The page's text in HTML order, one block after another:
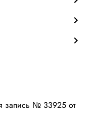
запись № 33925 от